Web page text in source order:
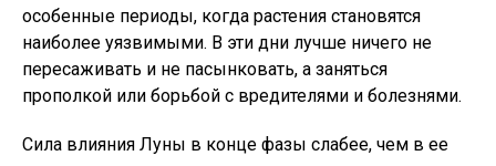
особенные периоды, когда растения становятся
наиболее уязвимыми. В эти дни лучше ничего не
пересаживать и не пасынковать, а заняться
прополкой или борьбой с вредителями и болезнями.
Сила влияния Луны в конце фазы слабее, чем в ее